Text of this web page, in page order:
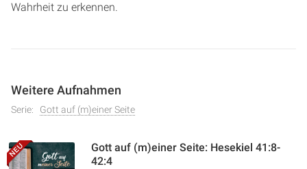
Wahrheit zu erkennen.
Weitere Aufnahmen
Serie: Gott auf (m)einer Seite
Gott auf (m)einer Seite: Hesekiel 41:8-
42:4